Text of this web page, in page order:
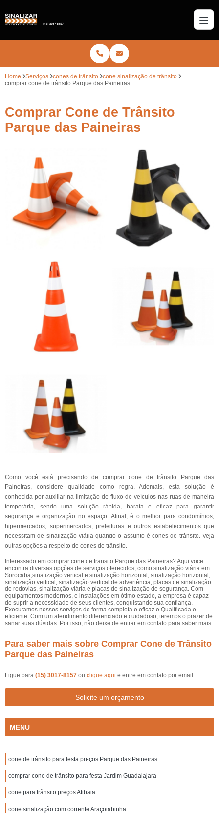
Home Serviços cones de trânsito
cone sinalização de trânsito
comprar cone de trânsito Parque das Paineiras
Comprar Cone de Trânsito
Parque das Paineiras
Como você está precisando de comprar cone de trânsito Parque das
Paineiras, considere qualidade como regra. Ademais, esta solução é
conhecida por auxiliar na limitação de fluxo de veículos nas ruas de maneira
temporária, sendo uma solução rápida, barata e eficaz para garantir
segurança e organização no espaço. Afinal, é o melhor para condomínios,
hipermercados, supermercados, prefeituras e outros estabelecimentos que
necessitam de sinalização viária quando o assunto é cones de trânsito. Veja
outras opções a respeito de cones de trânsito.
Interessado em comprar cone de trânsito Parque das Paineiras? Aqui você
encontra diversas opções de serviços oferecidos, como sinalização viária em
Sorocaba,sinalização vertical e sinalização horizontal, sinalização horizontal,
sinalização vertical, sinalização vertical de advertência, placas de sinalização
de rodovias, sinalização viária e placas de sinalização de segurança. Com
equipamentos modernos, e instalações em ótimo estado, a empresa é capaz
de suprir a necessidade de seus clientes, conquistando sua confiança.
Executamos nossos serviços de forma completa e eficaz e Qualificada e
eficiente. Com um atendimento diferenciado e cuidadoso, teremos o prazer de
sanar suas dúvidas. Por isso, não deixe de entrar em contato para saber mais.
Para saber mais sobre Comprar Cone de Trânsito
Parque das Paineiras
Ligue para (15) 3017-8157 ou clique aqui e entre em contato por email.
Solicite um orçamento
MENU
cone de trânsito para festa preços Parque das Paineiras
comprar cone de trânsito para festa Jardim Guadalajara
cone para trânsito preços Atibaia
cone sinalização com corrente Araçoiabinha